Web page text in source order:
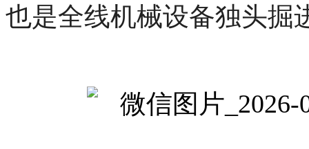
也是全线机械设备独头掘